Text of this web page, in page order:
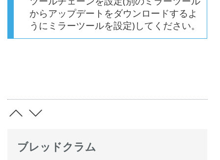
ブレッドクラム
からアップデートをダウンロードするよ
うにミラーツールを設定)してください。